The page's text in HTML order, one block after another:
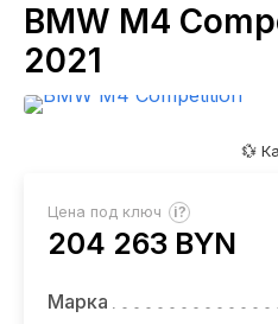
ЭЛЕКТРОМОБИЛИ
В НАЛИЧИИ
ЛИЗИНГ
НОВОСТИ
BMW M4
2021
💱
Цена под ключ ?
204 263 BYN
Марка